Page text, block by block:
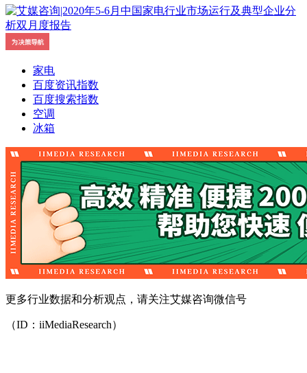
家电
百度资讯指数
百度搜索指数
空调
冰箱
更多行业数据和分析观点，请关注艾媒咨询微信号
（ID：iiMediaResearch）